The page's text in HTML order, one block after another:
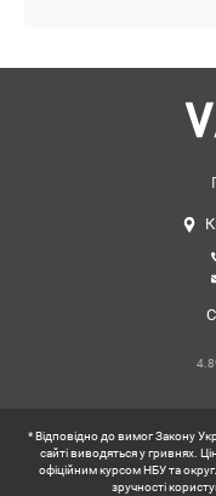
* Відповідно до вимог Закону
сайті виводяться у гривнях.
офіційним курсом НБУ та
зручності